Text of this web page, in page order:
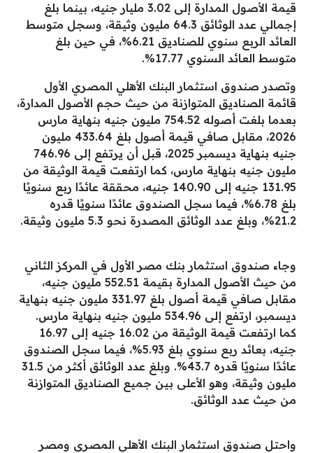
قيمة الأصول المدارة إلى 3.02 مليار جنيه، بينما بلغ
إجمالي عدد الوثائق 64.3 مليون وثيقة، وسجل متوسط
العائد الربع سنوي للصناديق 6.21%، في حين بلغ
متوسط العائد السنوي 17.77%.
وتصدر صندوق استثمار البنك الأهلي المصري الأول
قائمة الصناديق المتوازنة من حيث حجم الأصول المدارة،
بعدما بلغت أصوله 754.52 مليون جنيه بنهاية مارس
2026، مقابل صافي قيمة أصول بلغ 433.64 مليون
جنيه بنهاية ديسمبر 2025، قبل أن يرتفع إلى 746.96
مليون جنيه بنهاية مارس، كما ارتفعت قيمة الوثيقة من
131.95 جنيه إلى 140.90 جنيه، محققة عائدًا ربع سنويًا
بلغ 6.78%، فيما سجل الصندوق عائدًا سنويًا قدره
21.2%، وبلغ عدد الوثائق المصدرة نحو 5.3 مليون وثيقة.
وجاء صندوق استثمار بنك مصر الأول في المركز الثاني
من حيث الأصول المدارة بقيمة 552.51 مليون جنيه،
مقابل صافي قيمة أصول بلغ 331.97 مليون جنيه بنهاية
ديسمبر، ارتفع إلى 534.96 مليون جنيه بنهاية مارس.
كما ارتفعت قيمة الوثيقة من 16.02 جنيه إلى 16.97
جنيه، بعائد ربع سنوي بلغ 5.93%، فيما سجل الصندوق
عائدًا سنويًا قدره 43.7%. وبلغ عدد الوثائق أكثر من 31.5
مليون وثيقة، وهو الأعلى بين جميع الصناديق المتوازنة
من حيث عدد الوثائق.
واحتل صندوق استثمار البنك الأهلي المصري ومصر